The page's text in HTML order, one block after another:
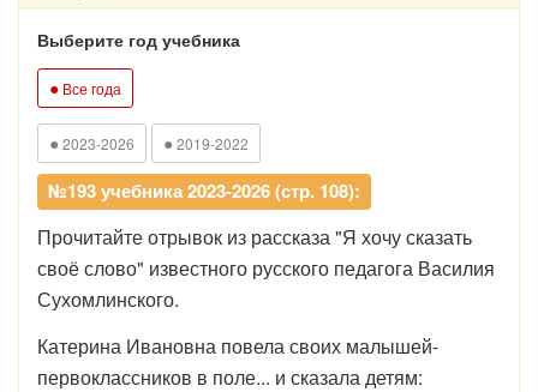
Выберите год учебника
● Все года
● 2023-2026 ● 2019-2022
№193 учебника 2023-2026 (стр. 108):
Прочитайте отрывок из рассказа "Я хочу сказать
своё слово" известного русского педагога Василия
Сухомлинского.
Катерина Ивановна повела своих малышей-
первоклассников в поле... и сказала детям: